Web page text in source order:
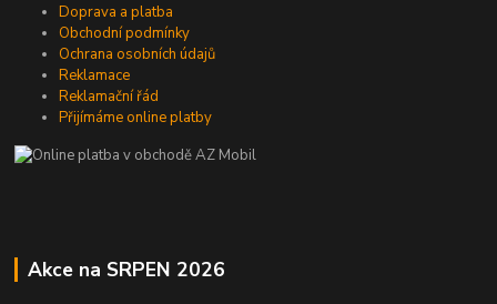
Doprava a platba
Obchodní podmínky
Ochrana osobních údajů
Reklamace
Reklamační řád
Přijímáme online platby
Akce na SRPEN 2026